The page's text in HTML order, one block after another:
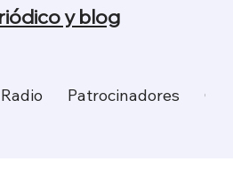
Radio Patrocinadores
y blog